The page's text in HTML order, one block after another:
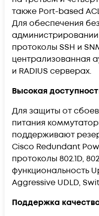
также Port-based
Для обеспечения
протоколы SSH и
централизованная
и RADIUS серверах.
Высокая
Для защиты от
питания
поддерживают
Cisco Redundant
протоколы 802.1D,
функциональность
Aggressive UDLD,
Поддержка